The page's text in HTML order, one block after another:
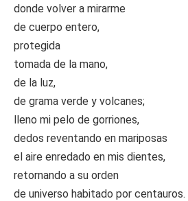
donde volver a mirarme
de cuerpo entero,
protegida
tomada de la mano,
de la luz,
de grama verde y volcanes;
lleno mi pelo de gorriones,
dedos reventando en mariposas
el aire enredado en mis dientes,
retornando a su orden
de universo habitado por centauros.